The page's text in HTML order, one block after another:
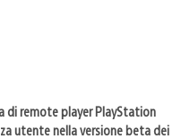
di remote player PlayStation
utente nella versione beta dei